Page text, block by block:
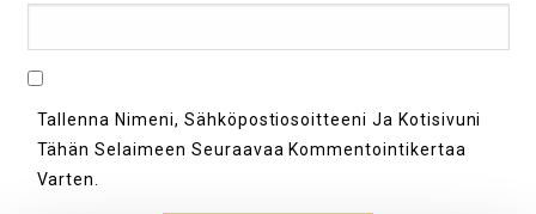
Tallenna Nimeni, Sähköpostiosoitteeni Ja Kotisivuni
Tähän Selaimeen Seuraavaa Kommentointikertaa
Varten.